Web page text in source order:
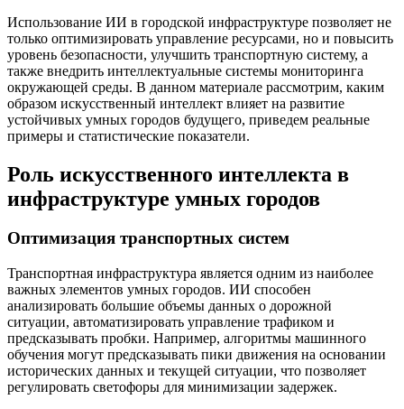
Использование ИИ в городской инфраструктуре позволяет не
только оптимизировать управление ресурсами, но и повысить
уровень безопасности, улучшить транспортную систему, а
также внедрить интеллектуальные системы мониторинга
окружающей среды. В данном материале рассмотрим, каким
образом искусственный интеллект влияет на развитие
устойчивых умных городов будущего, приведем реальные
примеры и статистические показатели.
Роль искусственного интеллекта в
инфраструктуре умных городов
Оптимизация транспортных систем
Транспортная инфраструктура является одним из наиболее
важных элементов умных городов. ИИ способен
анализировать большие объемы данных о дорожной
ситуации, автоматизировать управление трафиком и
предсказывать пробки. Например, алгоритмы машинного
обучения могут предсказывать пики движения на основании
исторических данных и текущей ситуации, что позволяет
регулировать светофоры для минимизации задержек.